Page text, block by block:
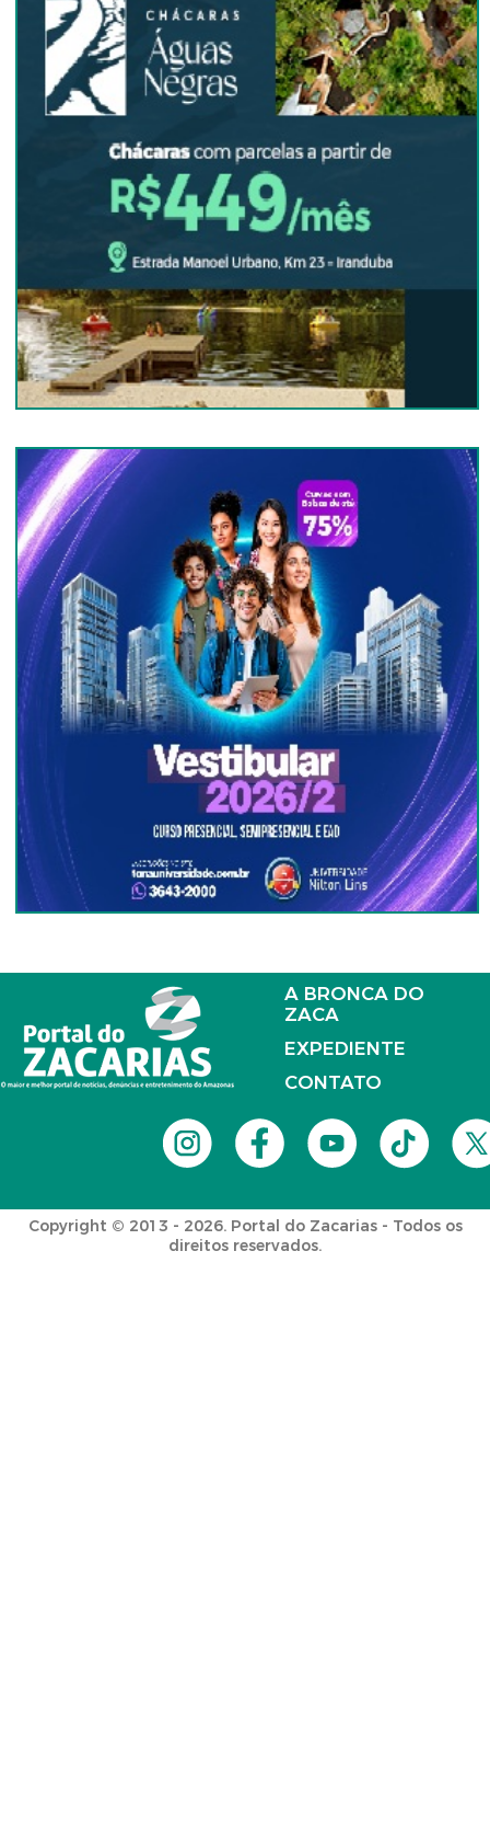
A BRONCA DO
ZACA
EXPEDIENTE
CONTATO
Copyright © 2013 - 2026. Portal do Zacarias - Todos os
direitos reservados.